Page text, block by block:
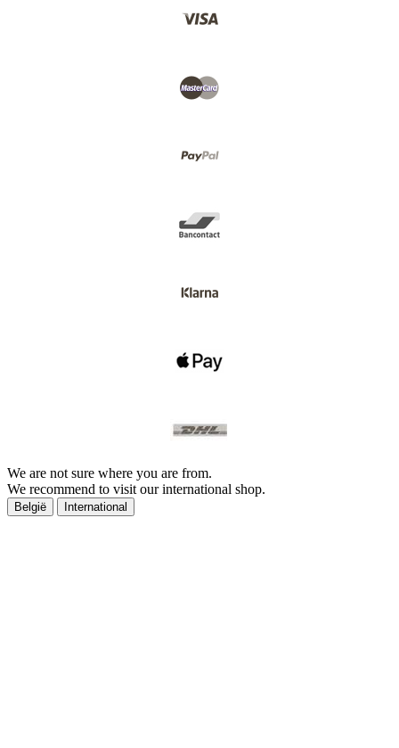
We are not sure where you are from.
We recommend to visit our international shop.
België International